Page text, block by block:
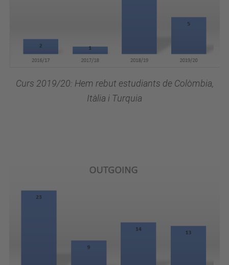
Curs 2019/20: Hem rebut estudiants de Colòmbia,
Itàlia i Turquia